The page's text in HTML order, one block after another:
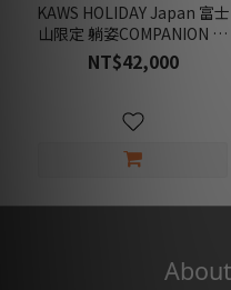
KAWS HOLIDAY Japan 富士
山限定 躺姿COMPANION 收
藏款
NT$42,000